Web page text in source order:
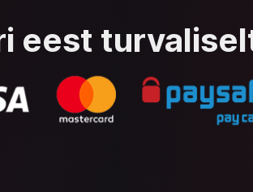
eest